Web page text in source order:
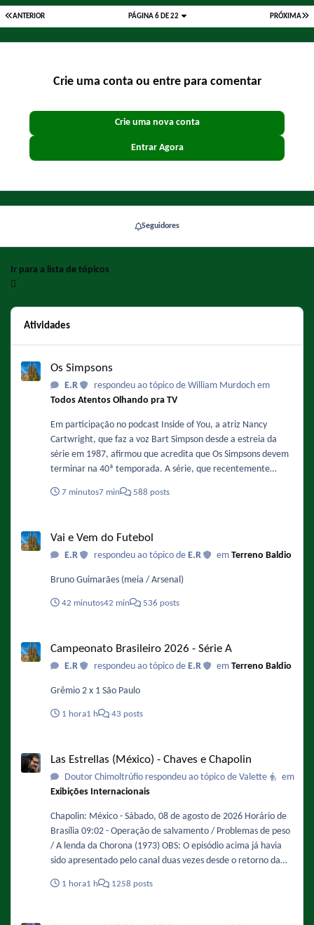
ANTERIOR PRÓXIMA
PÁGINA 6 DE 22
Crie uma conta ou entre para comentar
Crie uma nova conta
Entrar Agora
Seguidores
Ir para a lista de tópicos
Atividades
Os Simpsons
E.R
respondeu ao tópico de William Murdoch em
Todos Atentos Olhando pra TV
Em participação no podcast Inside of You, a atriz Nancy
Cartwright, que faz a voz Bart Simpson desde a estreia da
série em 1987, afirmou que acredita que Os Simpsons devem
terminar na 40ª temporada. A série, que recentemente
temporada, já tem renovação garantida até a temporada 40,
https://www.omelete.com.br/series-tv/os-simpsons-voz-de-
bart-serie-vai-acabar-na-40-temporada
7 minutos7 min 588 posts
Vai e Vem do Futebol
E.R respondeu ao tópico de E.R emTerreno Baldio
Bruno Guimarães (meia / Arsenal)
42 minutos42 min 536 posts
Campeonato Brasileiro 2026 - Série A
E.R respondeu ao tópico de E.R emTerreno Baldio
Grêmio 2 x 1 São Paulo
1 hora1 h 43 posts
Las Estrellas (México) - Chaves e Chapolin
Doutor Chimoltrúfio respondeu ao tópico de Valette
em
Exibições Internacionais
Chapolin: México - Sábado, 08 de agosto de 2026 Horário de
Brasília 09:02 - Operação de salvamento / Problemas de peso
/ A lenda da Chorona (1973) OBS: O episódio acima já havia
sido apresentado pelo canal duas vezes desde o retorno da
09:30 - Um aluno e tanto / Presente de grego (1973) OBS: O
1 hora1 h 1258 posts